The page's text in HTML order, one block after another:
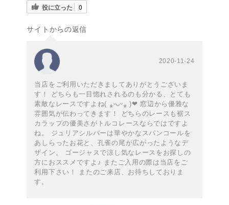
役に立った 0
サイトからの返信
2020-11-24
当店をご利用いただきましてありがとうございま
す！ どちらも一目惚れされるのも分かる、とても
素敵なレースですよね( ⁎ᵕᴗᵕ⁎ )❤︎ 窓辺から優雅な
雰囲気が伝わってきます！ どちらのレースも裾ス
カラップの優美さがトルコレースならではですよ
ね。 ジュリアシルバーは華やかなスパンコールを
あしらったお花と、孔雀の尾が広がったようなデ
ザイン。 ゴージャスで涼し気なレースをお探しの
方におススメですよ♪ またご入用の際は当店をご
利用下さい！ またのご来店、お待ちしておりま
す。